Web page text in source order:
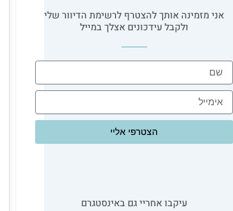
אני מזמינה אותך להצטרף לרשימת הדיוור שלי
ולקבל עידכונים אצלך במייל​
שם
אימייל
הצטרפי אליי
עיקבו אחריי גם באינסטגרם